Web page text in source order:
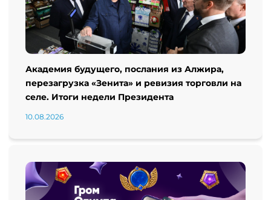
Академия будущего, послания из Алжира,
перезагрузка «Зенита» и ревизия торговли на
селе. Итоги недели Президента
10.08.2026